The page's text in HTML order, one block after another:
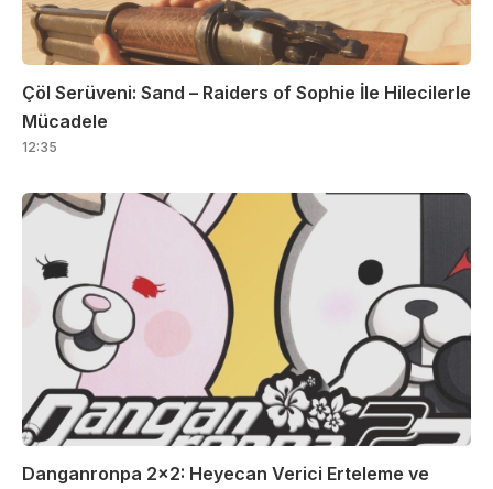
Çöl Serüveni: Sand – Raiders of Sophie İle Hilecilerle
Mücadele
12:35
Danganronpa 2×2: Heyecan Verici Erteleme ve